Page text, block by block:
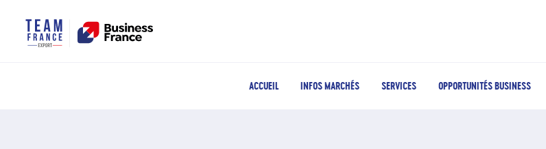
ACCUEIL INFOS MARCHÉS SERVICES OPPORTUNITÉS BUSINESS